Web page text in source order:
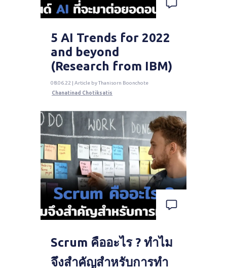
5 AI Trends for 2022
and beyond
(Research from IBM)
08.06.22 | Article by Thanisorn Boonchote
Chanatinad Chotiksatis
Scrum คืออะไร ? ทำไม
จึงสำคัญสำหรับการทำ